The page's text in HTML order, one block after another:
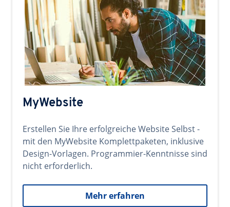
MyWebsite
Erstellen Sie Ihre erfolgreiche Website Selbst -
mit den MyWebsite Komplettpaketen, inklusive
Design-Vorlagen. Programmier-Kenntnisse sind
nicht erforderlich.
Mehr erfahren